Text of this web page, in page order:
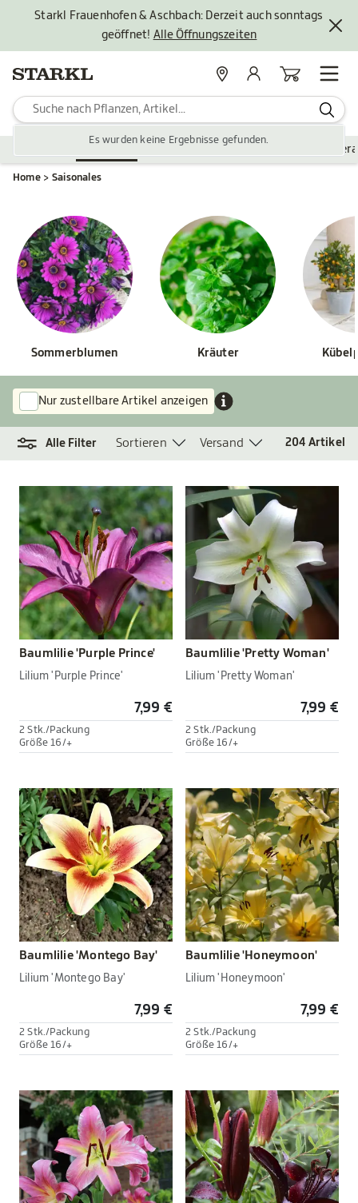
Starkl Frauenhofen & Aschbach: Derzeit auch sonntags
geöffnet! Alle Öffnungszeiten
Es wurden keine Ergebnisse gefunden.
StandorteMein KontoWarenkorb
Zubehör Gartengestaltung
Home Saisonales
Sommerblumen Kräuter
Nur zustellbare Artikel anzeigen
Alle Filter Sortieren Versand 204 Artikel
Baumlilie 'Purple Prince'
Lilium 'Purple Prince'
7,99 €
2 Stk./Packung
Größe 16/+
Baumlilie 'Pretty Woman'
Lilium 'Pretty Woman'
7,99 €
2 Stk./Packung
Größe 16/+
Baumlilie 'Montego Bay'
Lilium 'Montego Bay'
7,99 €
2 Stk./Packung
Größe 16/+
Baumlilie 'Honeymoon'
Lilium 'Honeymoon'
7,99 €
2 Stk./Packung
Größe 16/+